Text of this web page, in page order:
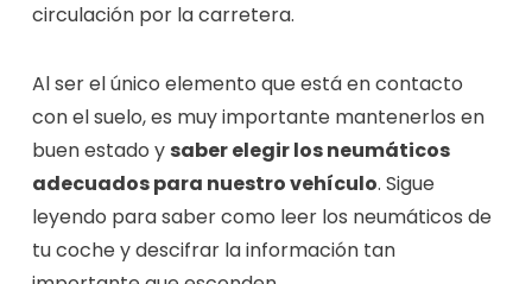
circulación por la carretera.
Al ser el único elemento que está en contacto
con el suelo, es muy importante mantenerlos en
buen estado y saber elegir los neumáticos
adecuados para nuestro vehículo. Sigue
leyendo para saber como leer los neumáticos de
tu coche y descifrar la información tan